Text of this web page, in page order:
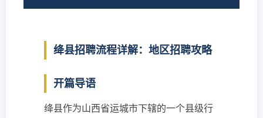
绛县招聘流程详解：地区招聘攻略
开篇导语
绛县作为山西省运城市下辖的一个县级行